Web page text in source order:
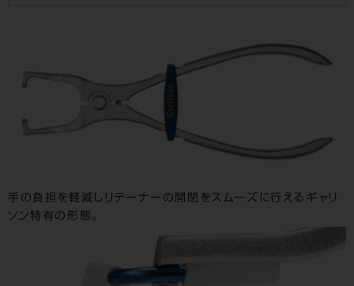
手の負担を軽減しリテーナーの開閉をスムーズに行えるギャリ
ソン特有の形態。